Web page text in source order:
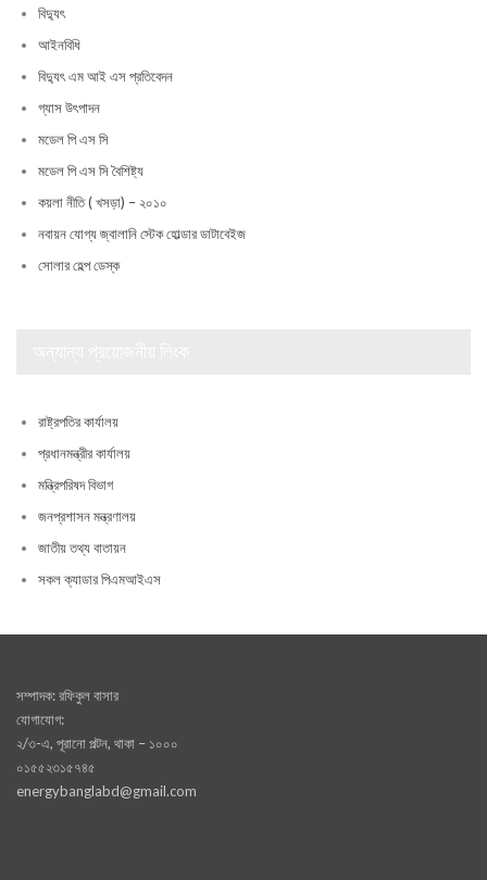
বিদ্যুৎ
আইনবিধি
বিদ্যুৎ এম আই এস প্রতিবেদন
গ্যাস উৎপাদন
মডেল পি এস সি
মডেল পি এস সি বৈশিষ্ট্য
কয়লা নীতি ( খসড়া) – ২০১০
নবায়ন যোগ্য জ্বালানি স্টেক হোল্ডার ডাটাবেইজ
সোলার হেল্প ডেস্ক
রাষ্ট্রপতির কার্যালয়
প্রধানমন্ত্রীর কার্যালয়
মন্ত্রিপরিষদ বিভাগ
জনপ্রশাসন মন্ত্রণালয়
জাতীয় তথ্য বাতায়ন
সকল ক্যাডার পিএমআইএস
সম্পাদক: রফিকুল বাসার
যোগাযোগ:
২/৩-এ, পূরানো পল্টন, থাকা – ১০০০
০১৫৫২৩১৫৭৪৫
energybanglabd@gmail.com